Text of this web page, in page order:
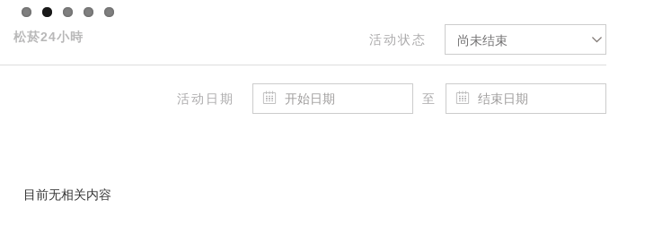
活动状态 尚未结束
松菸24小時
活动日期 至
目前无相关内容